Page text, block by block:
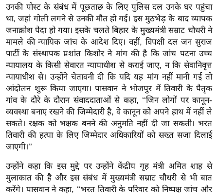
ल
बे
मि
सा
ल
श
ख्सि
य
त
यं
ग
इं
डि
या
उनकी पोस्ट के संबंध में पूछताछ के लिए पुलिस दल उनके घर पहुंचा
था, जहां गोली लगने से उनकी मौत हो गई। इस मुठभेड़ के बाद व्यापक
जनाक्रोश पैदा हो गया। इसके चलते बिहार के मुख्यमंत्री सम्राट चौधरी ने
मामले की न्यायिक जांच के आदेश दिए। वहीं, विपक्षी दल जन सुराज
पार्टी के संस्थापक प्रशांत किशोर ने मांग की है कि जांच पटना उच्च
न्यायालय के किसी सेवारत न्यायाधीश से कराई जाए, न कि सेवानिवृत्त
न्यायाधीश से। उन्होंने चेतावनी दी कि यदि यह मांग नहीं मानी गई तो
आंदोलन शुरू किया जाएगा। पासवान ने भोजपुर में तिवारी के पैतृक
गांव के दौरे के दौरान संवाददाताओं से कहा, ‘‘जिन लोगों पर कानून-
व्यवस्था बनाए रखने की जिम्मेदारी है, वे कानून को अपने हाथ में नहीं ले
सकते। रक्षक को भक्षक बनने की अनुमति नहीं दी जा सकती। भरत
तिवारी की हत्या के लिए जिम्मेदार अधिकारियों को सख्त सजा दिलाई
जाएगी।’’
उन्होंने कहा कि इस मुद्दे पर उन्होंने केंद्रीय गृह मंत्री अमित शाह से
मुलाकात की है और इस संबंध में मुख्यमंत्री सम्राट चौधरी से भी बात
करेंगे। पासवान ने कहा, ‘‘भरत तिवारी के परिवार को निष्पक्ष जांच और